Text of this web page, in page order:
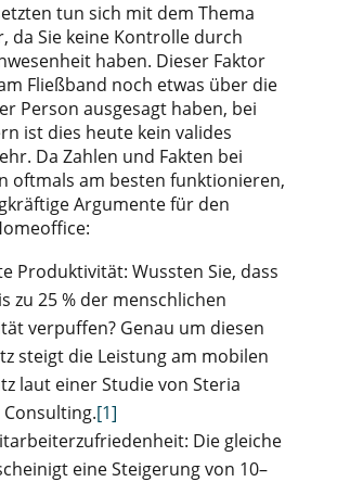
tun sich mit dem Thema
da Sie keine Kontrolle durch
haben. Dieser Faktor
Fließband noch etwas über die
Person ausgesagt haben, bei
ist dies heute kein valides
Da Zahlen und Fakten bei
oftmals am besten funktionieren,
Argumente für den
Produktivität: Wussten Sie, dass
zu 25 % der menschlichen
verpuffen? Genau um diesen
steigt die Leistung am mobilen
laut einer Studie von Steria
[1]
Die gleiche
eine Steigerung von 10–